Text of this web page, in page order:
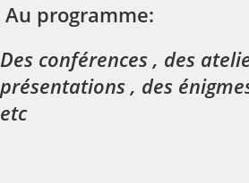
Au programme:
Des conférences , des
présentations , des
etc